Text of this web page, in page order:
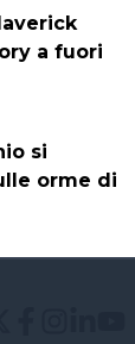
a fuori
si
orme di